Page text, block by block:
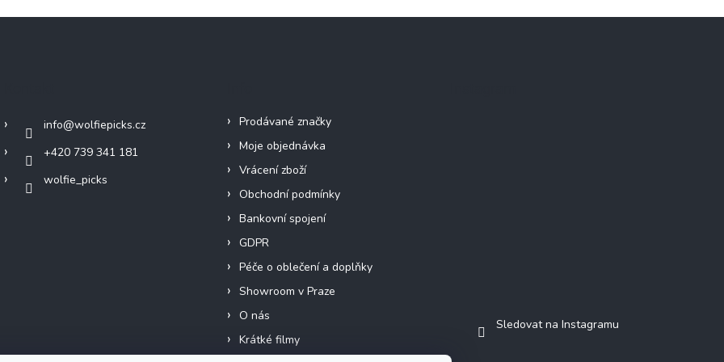
info@wolfiepicks.cz
+420 739 341 181
wolfie_picks
Prodávané značky
Moje objednávka
Vrácení zboží
Obchodní podmínky
Bankovní spojení
GDPR
Péče o oblečení a doplňky
Showroom v Praze
O nás
Krátké filmy
Sledovat na Instagramu